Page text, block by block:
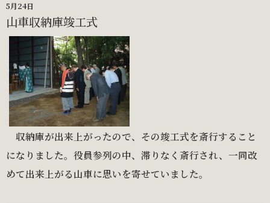
5月24日
山車収納庫竣工式
収納庫が出来上がったので、その竣工式を斎行すること
になりました。役員参列の中、滞りなく斎行され、一同改
めて出来上がる山車に思いを寄せていました。